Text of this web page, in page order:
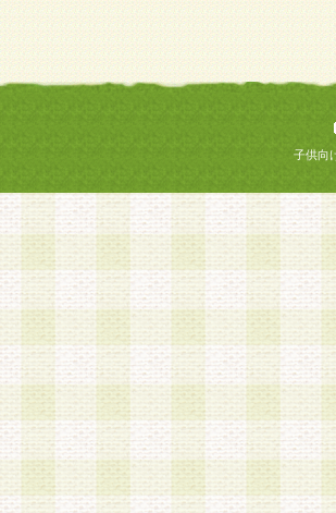
個人情報を与えることは任意
意をいただけない場合には、
お問い合わせ・ご相談への対
子供向